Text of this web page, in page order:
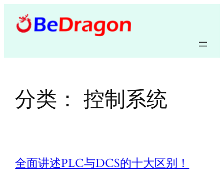
分类：控制系统
全面讲述PLC与DCS的十大区别！